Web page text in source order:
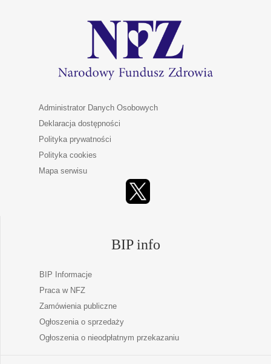
Administrator Danych Osobowych
Deklaracja dostępności
Polityka prywatności
Polityka cookies
Mapa serwisu
BIP info
BIP Informacje
Praca w NFZ
Zamówienia publiczne
Ogłoszenia o sprzedaży
Ogłoszenia o nieodpłatnym przekazaniu